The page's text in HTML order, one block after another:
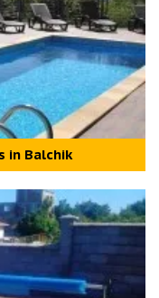
in Balchik